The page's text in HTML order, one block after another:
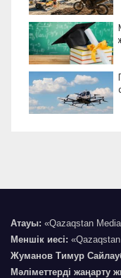
Атауы: «Qazaqstan
Меншік иесі:
Жуманов Тимур
Мәліметтерді жаңарту